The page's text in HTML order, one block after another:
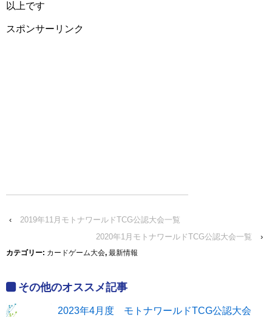
以上です
スポンサーリンク
‹
2019年11月モトナワールドTCG公認大会一覧
2020年1月モトナワールドTCG公認大会一覧
›
カテゴリー: カードゲーム大会, 最新情報
その他のオススメ記事
2023年4月度 モトナワールドTCG公認大会